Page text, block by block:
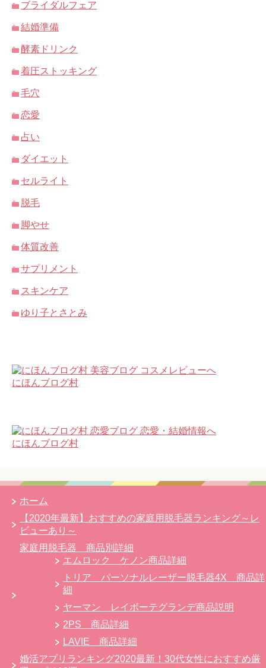
ブライダルフェア
結婚準備
酵素ドリンク
着圧ストッキング
毛穴
恋愛
占い
ダイエット
セルライト
脱毛
脚やせ
体質改善
サプリメント
スキンケア
ゆり子とさとみ
にほんブログ村
にほんブログ村
ホーム
【2020年最新】おすすめの家庭用脱毛器ランキング～レ
ビューあり～
家庭用脱毛器 商品別詳細
エムロック ケノン商品詳細
トリア パーソナルレーザー脱毛器4X 商品詳
細
ヤーマン レイボーテグランデ商品説明
2PS 商品詳細
LAVIE 商品詳細
婚活アプリランキング2020最新！30代女性におすすめ厳